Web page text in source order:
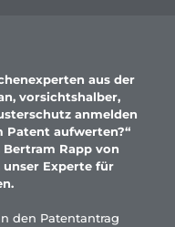
aus der
vorsichtshalber,
anmelden
Patent aufwerten?“
Rapp von
unser Experte für
den Patentantrag